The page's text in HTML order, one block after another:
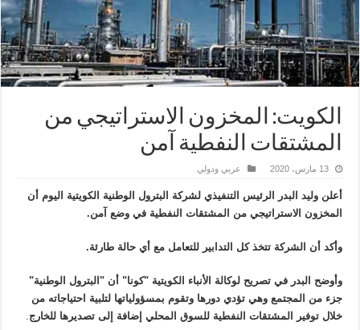
الكويت: المخزون الاستراتيجي من
المشتقات النفطية آمن
13 مارس، 2020 عربي ودولي
أعلن وليد البدر الرئيس التنفيذي لشركة البترول الوطنية الكويتية اليوم أن
المخزون الاستراتيجي من المشتقات النفطية في وضع آمن.
وأكد أن الشركة تتخذ كل التدابير للتعامل مع أي حالة طارئة.
وأوضح البدر في تصريح لوكالة الأنباء الكويتية "كونا" أن "البترول الوطنية"
جزء من المجتمع وهي تؤدي دورها وتقوم بمسؤولياتها لتلبية احتياجاته من
خلال توفير المشتقات النفطية للسوق المحلي إضافة إلى تصديرها للخارج